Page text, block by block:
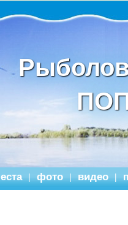
| фото | видео |